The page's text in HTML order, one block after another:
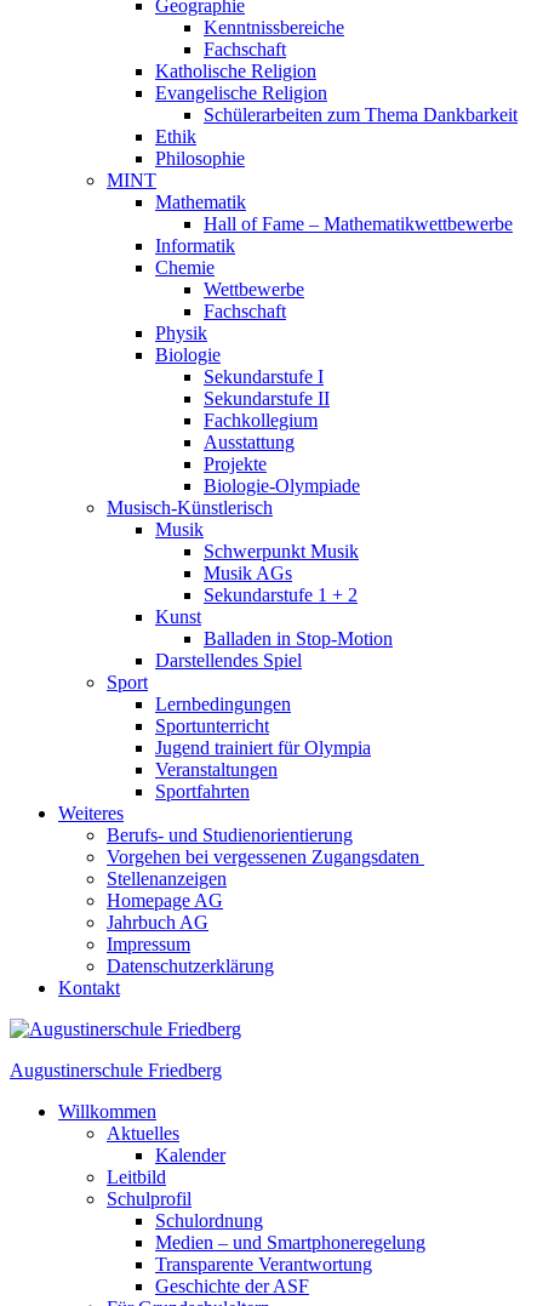
Geographie
Kenntnissbereiche
Fachschaft
Katholische Religion
Evangelische Religion
Schülerarbeiten zum Thema Dankbarkeit
Ethik
Philosophie
MINT
Mathematik
Hall of Fame – Mathematikwettbewerbe
Informatik
Chemie
Wettbewerbe
Fachschaft
Physik
Biologie
Sekundarstufe I
Sekundarstufe II
Fachkollegium
Ausstattung
Projekte
Biologie-Olympiade
Musisch-Künstlerisch
Musik
Schwerpunkt Musik
Musik AGs
Sekundarstufe 1 + 2
Kunst
Balladen in Stop-Motion
Darstellendes Spiel
Sport
Lernbedingungen
Sportunterricht
Jugend trainiert für Olympia
Veranstaltungen
Sportfahrten
Weiteres
Berufs- und Studienorientierung
Vorgehen bei vergessenen Zugangsdaten
Stellenanzeigen
Homepage AG
Jahrbuch AG
Impressum
Datenschutzerklärung
Kontakt
Augustinerschule Friedberg
Willkommen
Aktuelles
Kalender
Leitbild
Schulprofil
Schulordnung
Medien – und Smartphoneregelung
Transparente Verantwortung
Geschichte der ASF